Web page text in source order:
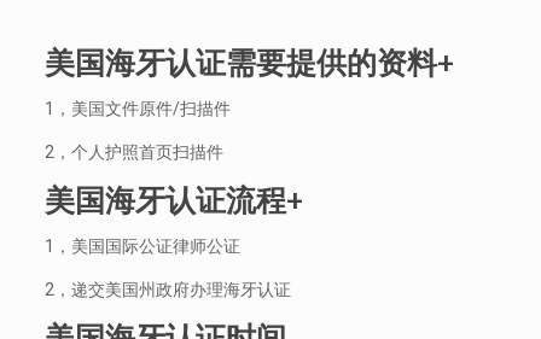
美国海牙认证需要提供的资料+
1，美国文件原件/扫描件
2，个人护照首页扫描件
美国海牙认证流程+
1，美国国际公证律师公证
2，递交美国州政府办理海牙认证